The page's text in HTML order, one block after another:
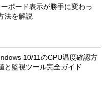
ボード表示が勝手に変わっ
法を解説
10/11のCPU温度確認方
と監視ツール完全ガイド